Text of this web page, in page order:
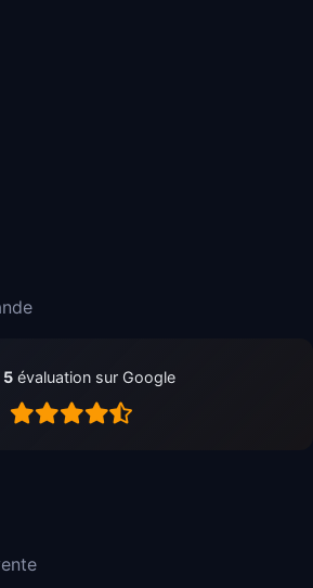
5 évaluation sur Google